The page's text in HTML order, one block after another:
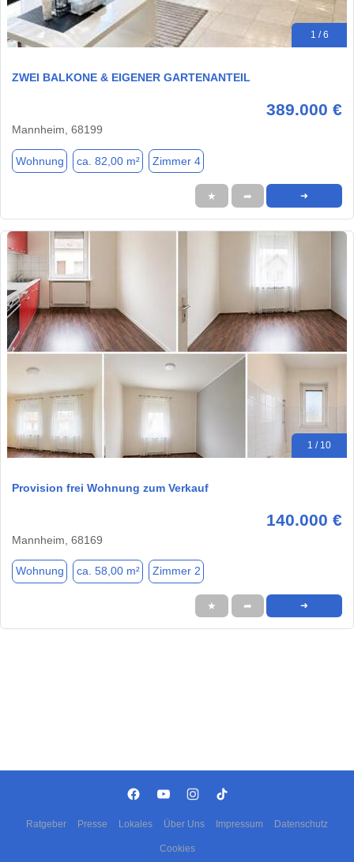
1 / 6
ZWEI BALKONE & EIGENER GARTENANTEIL
389.000 €
Mannheim, 68199
Wohnung ca. 82,00 m² Zimmer 4
★ ➦ ➜
1 / 10
Provision frei Wohnung zum Verkauf
140.000 €
Mannheim, 68169
Wohnung ca. 58,00 m² Zimmer 2
★ ➦ ➜
Ratgeber Presse Lokales Über Uns Impressum Datenschutz
Cookies